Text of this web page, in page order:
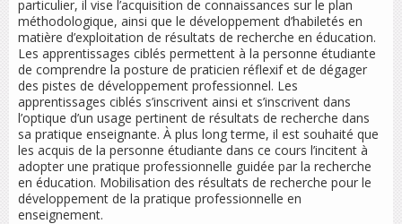
particulier, il vise l’acquisition de connaissances sur le plan
méthodologique, ainsi que le développement d’habiletés en
matière d’exploitation de résultats de recherche en éducation.
Les apprentissages ciblés permettent à la personne étudiante
de comprendre la posture de praticien réflexif et de dégager
des pistes de développement professionnel. Les
apprentissages ciblés s’inscrivent ainsi et s’inscrivent dans
l’optique d’un usage pertinent de résultats de recherche dans
sa pratique enseignante. À plus long terme, il est souhaité que
les acquis de la personne étudiante dans ce cours l’incitent à
adopter une pratique professionnelle guidée par la recherche
en éducation. Mobilisation des résultats de recherche pour le
développement de la pratique professionnelle en
enseignement.